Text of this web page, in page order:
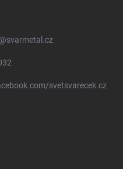
@svarmetal.cz
svetsvarecek.cz